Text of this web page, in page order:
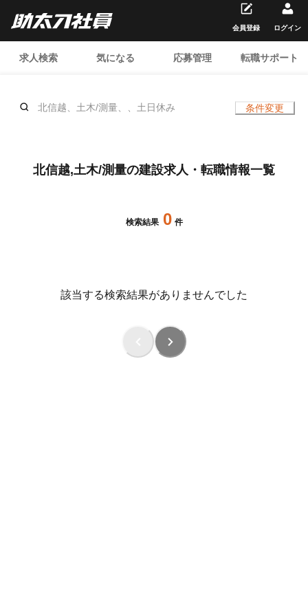
求人検索 気になる 応募管理 転職サポート
会員登録 ログイン
北信越、土木/測量、、土日休み 条件変更
北信越,土木/測量の建設求人・転職情報一覧
検索結果 0 件
該当する検索結果がありませんでした